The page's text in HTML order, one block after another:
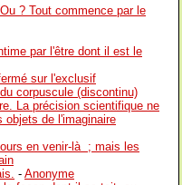
? Tout commence par le
par l'être dont il est le
sur l'exclusif
corpuscule (discontinu)
La précision scientifique ne
objets de l'imaginaire
en venir-là ; mais les
- Anonyme